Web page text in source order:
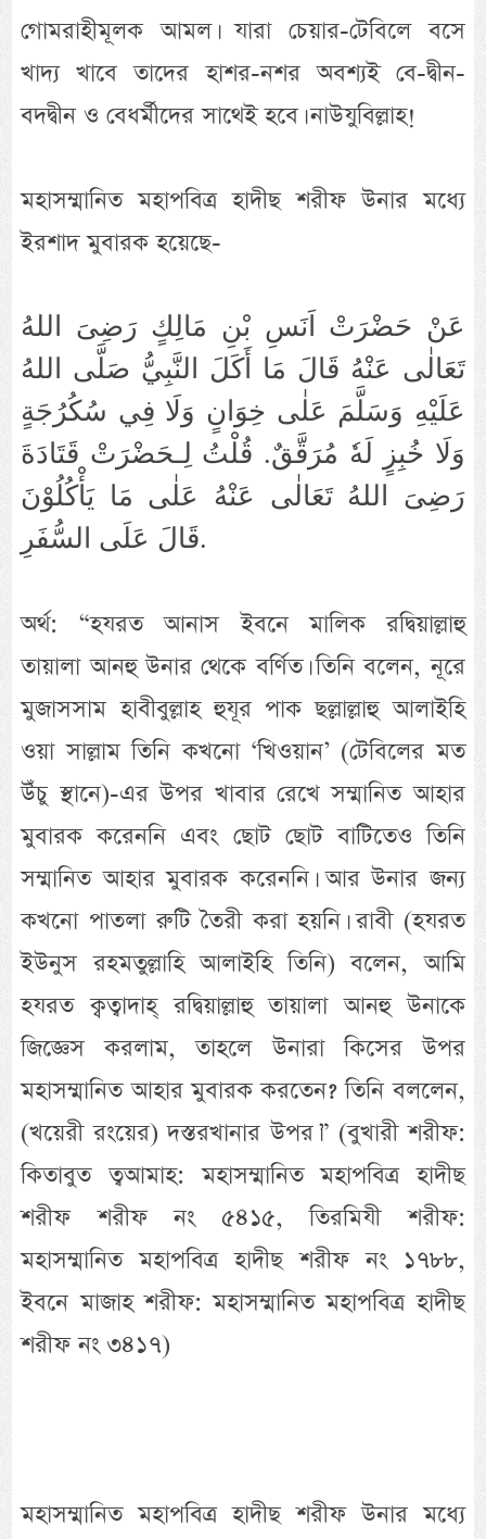
গোমরাহীমূলক আমল। যারা চেয়ার-টেবিলে বসে
খাদ্য খাবে তাদের হাশর-নশর অবশ্যই বে-দ্বীন-
বদদ্বীন ও বেধর্মীদের সাথেই হবে। নাউযুবিল্লাহ!
মহাসম্মানিত মহাপবিত্র হাদীছ শরীফ উনার মধ্যে
ইরশাদ মুবারক হয়েছে-
عَنْ حَضْرَتْ اَنَسِ بْنِ مَالِكٍ رَضِىَ اللهُ
تَعَالٰى عَنْهُ قَالَ مَا أَكَلَ النَّبِيُّ صَلَّى اللهُ
عَلَيْهِ وَسَلَّمَ عَلٰى خِوَانٍ وَلَا فِي سُكُرُجَةٍ
وَلَا خُبِزٍ لَهٗ مُرَقَّقٌ‏.‏ قُلْتُ لِـحَضْرَتْ قَتَادَةَ
رَضِىَ اللهُ تَعَالٰى عَنْهُ عَلٰى مَا يَأْكُلُوْنَ
قَالَ عَلَى السُّفَرِ‏.
অর্থ: “হযরত আনাস ইবনে মালিক রদ্বিয়াল্লাহু
তায়ালা আনহু উনার থেকে বর্ণিত। তিনি বলেন, নূরে
মুজাসসাম হাবীবুল্লাহ হুযূর পাক ছল্লাল্লাহু আলাইহি
ওয়া সাল্লাম তিনি কখনো ‘খিওয়ান’ (টেবিলের মত
উঁচু স্থানে)-এর উপর খাবার রেখে সম্মানিত আহার
মুবারক করেননি এবং ছোট ছোট বাটিতেও তিনি
সম্মানিত আহার মুবারক করেননি। আর উনার জন্য
কখনো পাতলা রুটি তৈরী করা হয়নি। রাবী (হযরত
ইউনুস রহমতুল্লাহি আলাইহি তিনি) বলেন, আমি
হযরত ক্বত্বাদাহ্ রদ্বিয়াল্লাহু তায়ালা আনহু উনাকে
জিজ্ঞেস করলাম, তাহলে উনারা কিসের উপর
মহাসম্মানিত আহার মুবারক করতেন? তিনি বললেন,
(খয়েরী রংয়ের) দস্তরখানার উপর।” (বুখারী শরীফ:
কিতাবুত ত্বআমাহ: মহাসম্মানিত মহাপবিত্র হাদীছ
শরীফ শরীফ নং ৫৪১৫, তিরমিযী শরীফ:
মহাসম্মানিত মহাপবিত্র হাদীছ শরীফ নং ১৭৮৮,
ইবনে মাজাহ শরীফ: মহাসম্মানিত মহাপবিত্র হাদীছ
শরীফ নং ৩৪১৭)
মহাসম্মানিত মহাপবিত্র হাদীছ শরীফ উনার মধ্যে